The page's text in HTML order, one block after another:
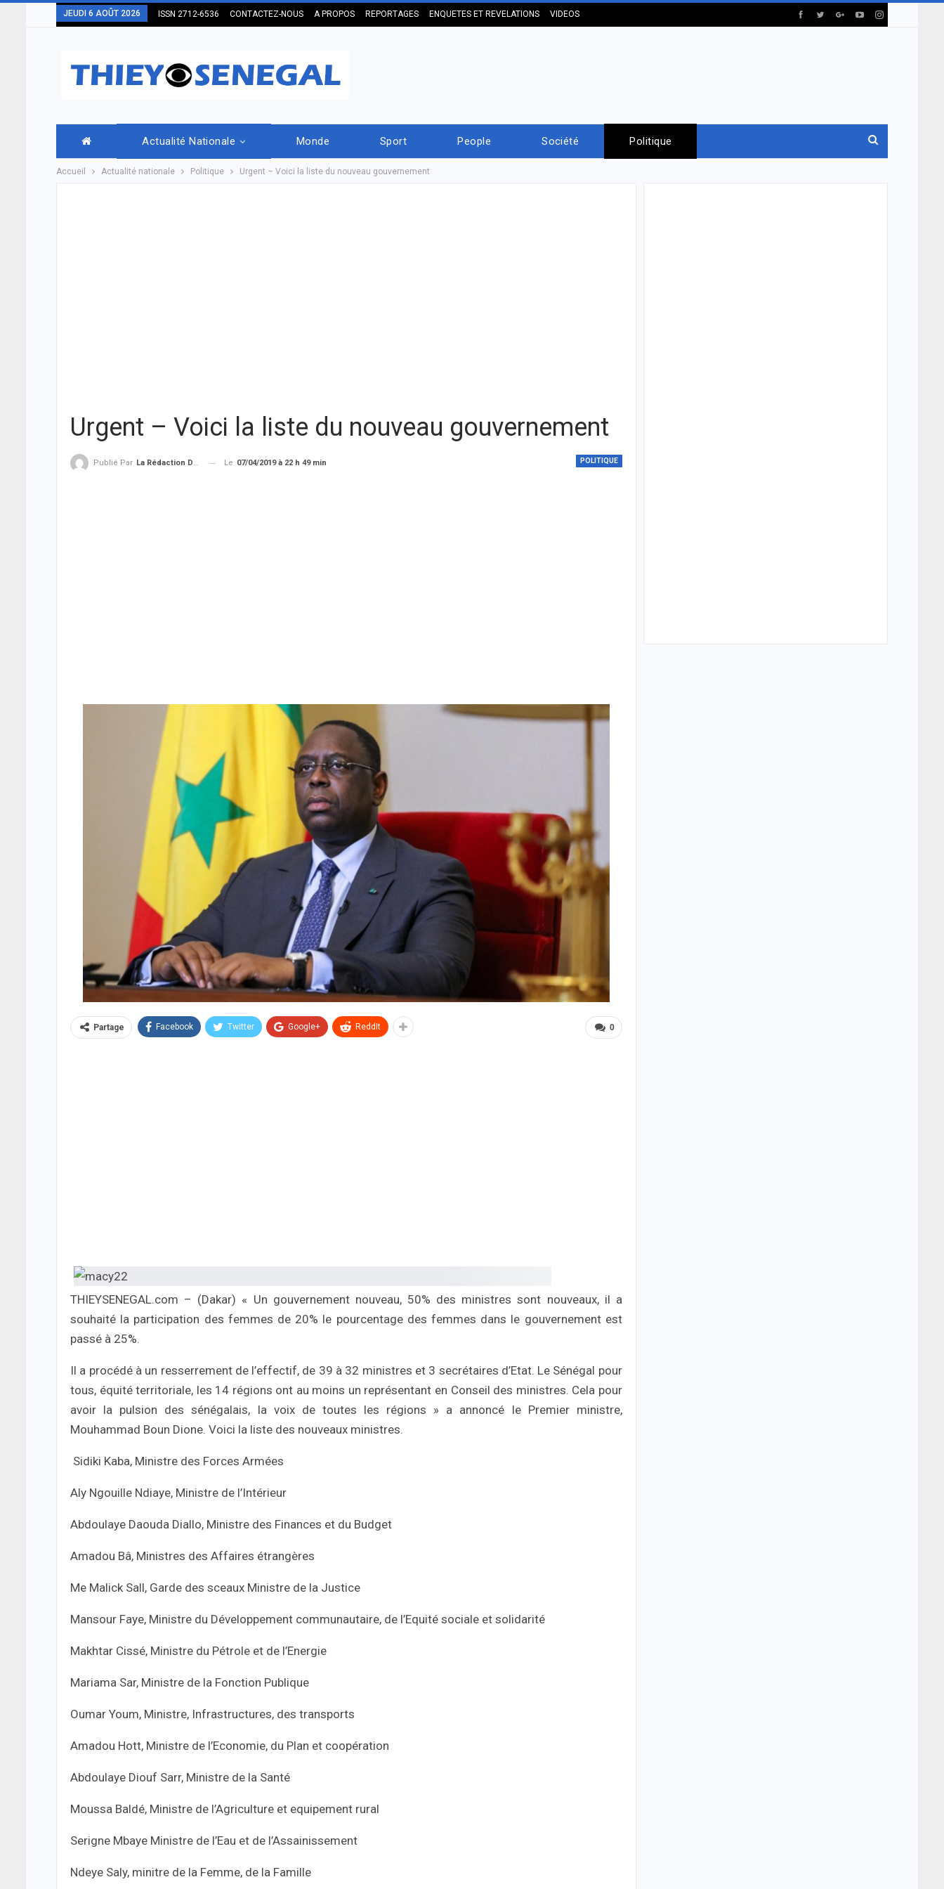
JEUDI 6 AOÛT 2026 ISSN 2712-6536 CONTACTEZ-NOUS A PROPOS REPORTAGES ENQUETES ET REVELATIONS VIDEOS
Actualité Nationale Monde Sport People Société Politique
Accueil Actualité nationale Politique Urgent – Voici la liste du nouveau gouvernement
Urgent – Voici la liste du nouveau gouvernement
POLITIQUE
Publié Par La Rédaction De THIEYSENEGAL.com Le 07/04/2019 à 22 h 49 min
0
Partage Facebook Twitter Google+ ReddIt
THIEYSENEGAL.com – (Dakar) « Un gouvernement nouveau, 50% des ministres sont nouveaux, il a
souhaité la participation des femmes de 20% le pourcentage des femmes dans le gouvernement est
passé à 25%.
Il a procédé à un resserrement de l’effectif, de 39 à 32 ministres et 3 secrétaires d’Etat. Le Sénégal pour
tous, équité territoriale, les 14 régions ont au moins un représentant en Conseil des ministres. Cela pour
avoir la pulsion des sénégalais, la voix de toutes les régions » a annoncé le Premier ministre,
Mouhammad Boun Dione. Voici la liste des nouveaux ministres.
Sidiki Kaba, Ministre des Forces Armées
Aly Ngouille Ndiaye, Ministre de l’Intérieur
Abdoulaye Daouda Diallo, Ministre des Finances et du Budget
Amadou Bâ, Ministres des Affaires étrangères
Me Malick Sall, Garde des sceaux Ministre de la Justice
Mansour Faye, Ministre du Développement communautaire, de l’Equité sociale et solidarité
Makhtar Cissé, Ministre du Pétrole et de l’Energie
Mariama Sar, Ministre de la Fonction Publique
Oumar Youm, Ministre, Infrastructures, des transports
Amadou Hott, Ministre de l’Economie, du Plan et coopération
Abdoulaye Diouf Sarr, Ministre de la Santé
Moussa Baldé, Ministre de l’Agriculture et equipement rural
Serigne Mbaye Ministre de l’Eau et de l’Assainissement
Ndeye Saly, minitre de la Femme, de la Famille